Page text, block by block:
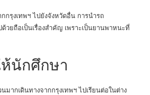
กรุงเทพฯ ไปยังจังหวัดอื่น การนำรถ
วยถือเป็นเรื่องสำคัญ เพราะเป็นยานพาหนะที่
ห้นักศึกษา
ากเดินทางจากกรุงเทพฯ ไปเรียนต่อในต่าง